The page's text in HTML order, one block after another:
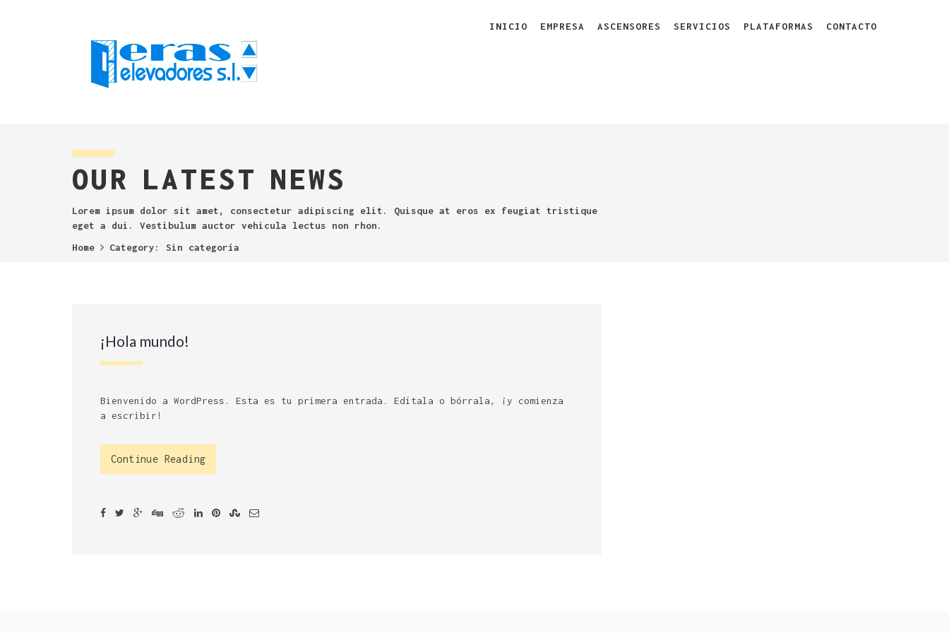
INICIO EMPRESA ASCENSORES SERVICIOS PLATAFORMAS CONTACTO
OUR LATEST NEWS
Lorem ipsum dolor sit amet, consectetur adipiscing elit. Quisque at eros ex feugiat tristique
eget a dui. Vestibulum auctor vehicula lectus non rhon.
Home
Category: Sin categoría
¡Hola mundo!
Bienvenido a WordPress. Esta es tu primera entrada. Edítala o bórrala, ¡y comienza
a escribir!
Continue Reading